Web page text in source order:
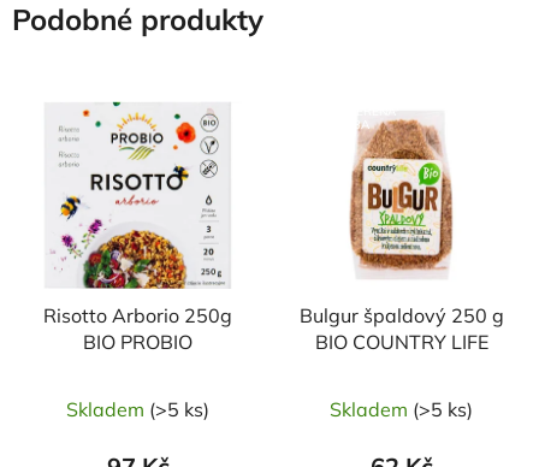
Podobné produkty
Risotto Arborio 250g
BIO PROBIO
Skladem (>5 ks)
VOLBA
Bulgur špaldový 250 g
BIO COUNTRY LIFE
Skladem (>5 ks)